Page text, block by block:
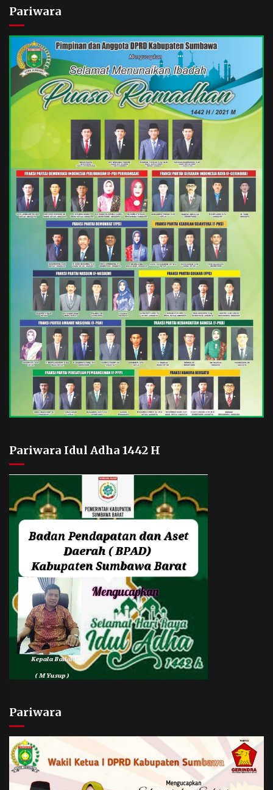
Pariwara
Pariwara Idul Adha 1442 H
Pariwara